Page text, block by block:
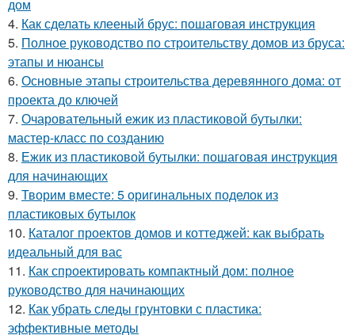
дом
4. Как сделать клееный брус: пошаговая инструкция
5. Полное руководство по строительству домов из бруса:
этапы и нюансы
6. Основные этапы строительства деревянного дома: от
проекта до ключей
7. Очаровательный ежик из пластиковой бутылки:
мастер-класс по созданию
8. Ежик из пластиковой бутылки: пошаговая инструкция
для начинающих
9. Творим вместе: 5 оригинальных поделок из
пластиковых бутылок
10. Каталог проектов домов и коттеджей: как выбрать
идеальный для вас
11. Как спроектировать компактный дом: полное
руководство для начинающих
12. Как убрать следы грунтовки с пластика:
эффективные методы